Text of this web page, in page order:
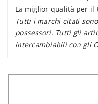
La miglior qualità per il
Tutti i marchi citati
possessori. Tutti gli
intercambiabili con gli